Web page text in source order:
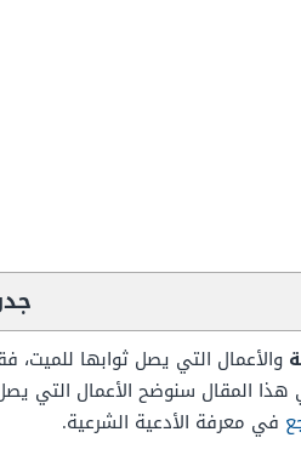
والأعمال التي يصل ثوابها
المقال سنوضح الأعمال التي
في معرفة الأدعية الشرعية.